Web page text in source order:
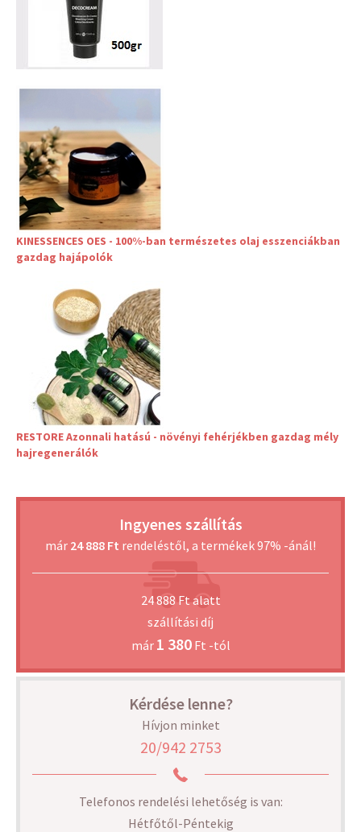
KINESSENCES OES - 100%-ban természetes olaj esszenciákban
gazdag hajápolók
RESTORE Azonnali hatású - növényi fehérjékben gazdag mély
hajregenerálók
Ingyenes szállítás
már 24 888 Ft rendeléstől, a termékek 97% -ánál!
24 888 Ft alatt
szállítási díj
már 1 380Ft -tól
Kérdése lenne?
Hívjon minket
20/942 2753
Telefonos rendelési lehetőség is van:
Hétfőtől-Péntekig